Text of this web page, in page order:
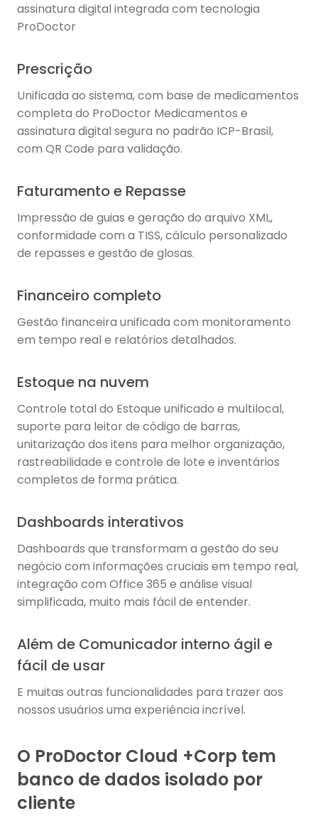
assinatura digital integrada com tecnologia
ProDoctor
Prescrição
Unificada ao sistema, com base de medicamentos
completa do ProDoctor Medicamentos e
assinatura digital segura no padrão ICP-Brasil,
com QR Code para validação.
Faturamento e Repasse
Impressão de guias e geração do arquivo XML,
conformidade com a TISS, cálculo personalizado
de repasses e gestão de glosas.
Financeiro completo
Gestão financeira unificada com monitoramento
em tempo real e relatórios detalhados.
Estoque na nuvem
Controle total do Estoque unificado e multilocal,
suporte para leitor de código de barras,
unitarização dos itens para melhor organização,
rastreabilidade e controle de lote e inventários
completos de forma prática.
Dashboards interativos
Dashboards que transformam a gestão do seu
negócio com informações cruciais em tempo real,
integração com Office 365 e análise visual
simplificada, muito mais fácil de entender.
Além de Comunicador interno ágil e
fácil de usar
E muitas outras funcionalidades para trazer aos
nossos usuários uma experiência incrível.
O ProDoctor Cloud +Corp tem
banco de dados isolado por
cliente